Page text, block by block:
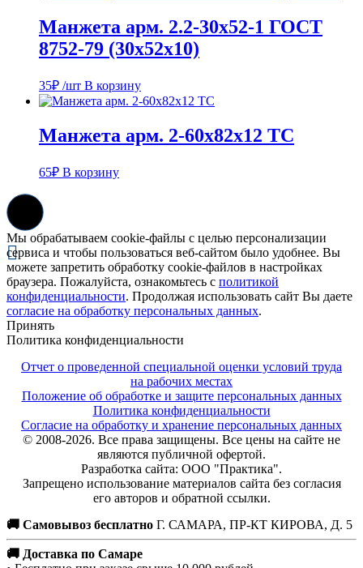
Манжета арм. 2.2-30х52-1 ГОСТ
8752-79 (30х52х10)
35₽ /шт В корзину
Манжета арм. 2-60х82х12 ТC
65₽ В корзину
Мы обрабатываем cookie-файлы с целью персонализации
сервиса и чтобы пользоваться веб-сайтом было удобнее. Вы
можете запретить обработку cookie-файлов в настройках
браузера. Пожалуйста, ознакомьтесь с политикой
конфиденциальности. Продолжая использовать сайт Вы даете
согласие на обработку персональных данных.
Принять
Политика конфиденциальности
Отчет о проведенной специальной оценки условий труда
на рабочих местах
Положение об обработке и защите персональных данных
Политика конфиденциальности
Согласие на обработку и хранение персональных данных
© 2008-2026. Все права защищены. Все цены на сайте не
являются публичной офертой.
Разработка сайта: ООО "Практика".
Запрещено использование материалов сайта без согласия
его авторов и обратной ссылки.
🚚 Самовывоз бесплатно Г. САМАРА, ПР-КТ КИРОВА, Д. 5
🚚 Доставка по Самаре